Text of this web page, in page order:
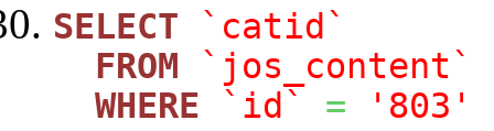
SELECT
`catid`
FROM
`jos_content`
WHERE
`id` =
'803'